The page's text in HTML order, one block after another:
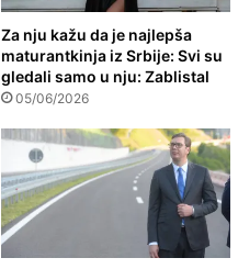
Za nju kažu da je najlepša
maturantkinja iz Srbije: Svi su
gledali samo u nju: Zablistal
05/06/2026